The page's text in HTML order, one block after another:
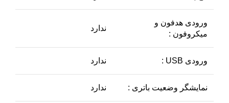
ورودی هدفون و
میکروفون :
ندارد
ورودی USB : ندارد
نمایشگر وضعیت باتری : ندارد